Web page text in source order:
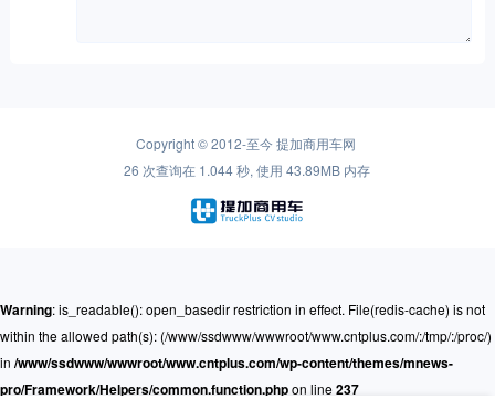
Copyright © 2012-至今提加商用车网
26 次查询在 1.044 秒, 使用 43.89MB 内存
Warning: is_readable(): open_basedir restriction in effect. File(redis-cache) is not
within the allowed path(s): (/www/ssdwww/wwwroot/www.cntplus.com/:/tmp/:/proc/)
in /www/ssdwww/wwwroot/www.cntplus.com/wp-content/themes/mnews-
pro/Framework/Helpers/common.function.phpon line237